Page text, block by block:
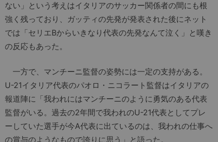
ない」という考えはイタリアのサッカー関係者の間にも根
強く残っており、ガッティの先発が発表された後にネット
では「セリエBからいきなり代表の先発なんて泣く」と嘆き
の反応もあった。
一方で、マンチーニ監督の姿勢には一定の支持がある。
U-21イタリア代表のパオロ・ニコラート監督はイタリアの
報道陣に「我われにはマンチーニのように勇気のある代表
監督がいる。過去の2年間で我われのU-21代表としてプレ
ーしていた選手が今A代表に出ているのは、我われの仕事へ
の賞与のようなもので誇りに思う」と語った。